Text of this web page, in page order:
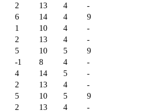
2 13 4
-
6 14 4
9
1 10 4
-
2 13 4
-
5 10 5
9
-1 8 4
-
4 14 5
-
2 13 4
-
5 10 5
9
2 13 4
-